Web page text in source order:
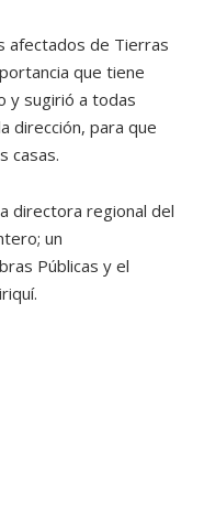
afectados de Tierras
que tiene
y sugirió a todas
dirección, para que
casas.
directora regional del
un
Públicas y el